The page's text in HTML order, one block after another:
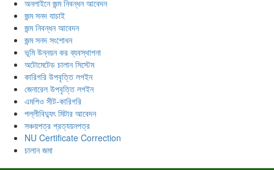
অনলাইনে জন্ম নিবন্ধন আবেদন
জন্ম সনদ যাচাই
জন্ম নিবন্ধন আবেদন
জন্ম সনদ সংশোধন
ভূমি উন্নয়ন কর ব্যবস্থাপনা
অটোমেটেড চালান সিস্টেম
কারিগরি উপবৃত্তি লগইন
জেনারেল উপবৃত্তি লগইন
এমপিও সীট-কারিগরি
পল্লীবিদ্যুৎ মিটার আবেদন
সঞ্চয়পত্র প্রত্যয়নপত্র
NU Certificate Correction
চালান জমা